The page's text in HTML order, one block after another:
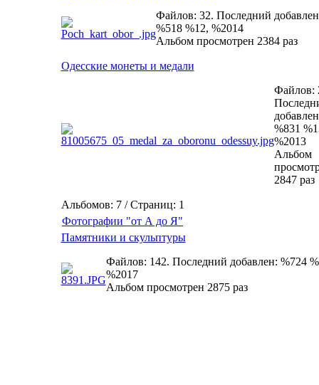
Файлов: 32. Последний
%518 %12, %2014
Альбом просмотрен 2384 раз
Одесские монеты и медали
Файлов:
%831
%2013
Альбом
2847 раз
Альбомов: 7 / Страниц: 1
Фотографии "от А до Я"
Памятники и скульптуры
Файлов: 142. Последний добавлен: %724
%2017
Альбом просмотрен 2875 раз